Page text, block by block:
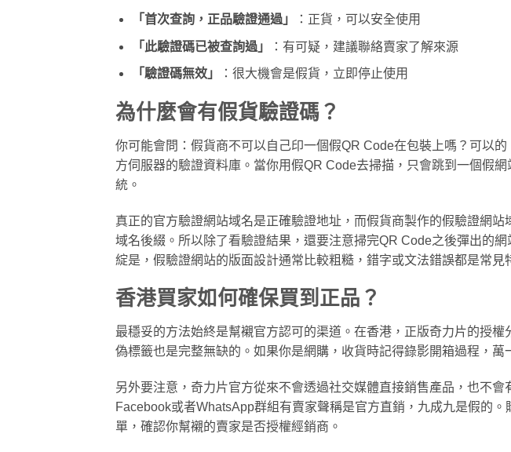
「首次查詢，正品驗證通過」 ：正貨，可以安全使用
「此驗證碼已被查詢過」 ：有可疑，建議聯絡賣家了解來源
「驗證碼無效」 ：很大機會是假貨，立即停止使用
為什麼會有假貨驗證碼？
你可能會問：假貨商不可以自己印一個假QR Code在包裝上嗎？可以
方伺服器的驗證資料庫。當你用假QR Code去掃描，只會跳到一個假
統。
真正的官方驗證網站域名是正確驗證地址，而假貨商製作的假驗證網
域名後綴。所以除了看驗證結果，還要注意掃完QR Code之後彈出的
綻是，假驗證網站的版面設計通常比較粗糙，錯字或文法錯誤都是常見
香港買家如何確保買到正品？
最穩妥的方法始終是幫襯官方認可的渠道。在香港，正版奇力片的授
偽標籤也是完整無缺的。如果你是網購，收貨時記得錄影開箱過程，萬
另外要注意，奇力片官方從來不會透過社交媒體直接銷售產品，也不會
Facebook或者WhatsApp群組有賣家聲稱是官方直銷，九成九是假的
單，確認你幫襯的賣家是否授權經銷商。